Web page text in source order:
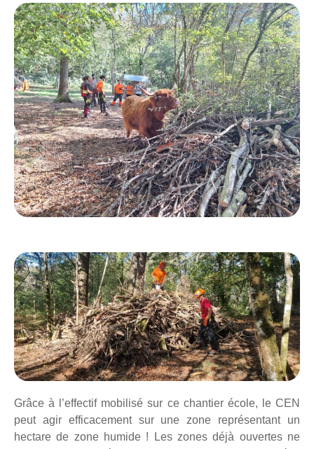
Grâce à l’effectif mobilisé sur ce chantier école, le CEN
peut agir efficacement sur une zone représentant un
hectare de zone humide ! Les zones déjà ouvertes ne